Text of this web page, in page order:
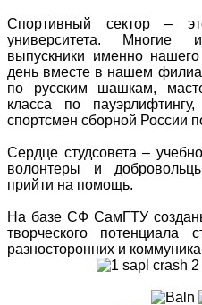
Спортивный сектор –
университета. Многие
выпускники именно
день вместе в нашем
по русским шашкам,
класса по
спортсмен сборной России
Сердце студсовета –
волонтеры и
прийти на помощь.
На базе СФ СамГТУ
творческого потенциала
разносторонних и